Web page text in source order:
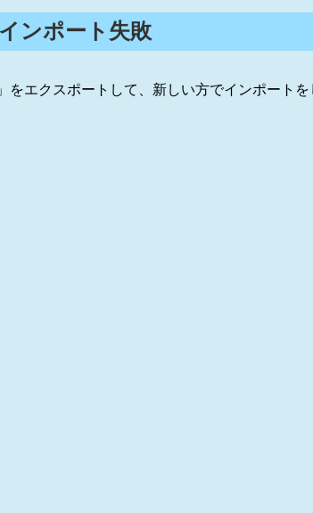
ンポート失敗
をエクスポートして、新しい方でインポート